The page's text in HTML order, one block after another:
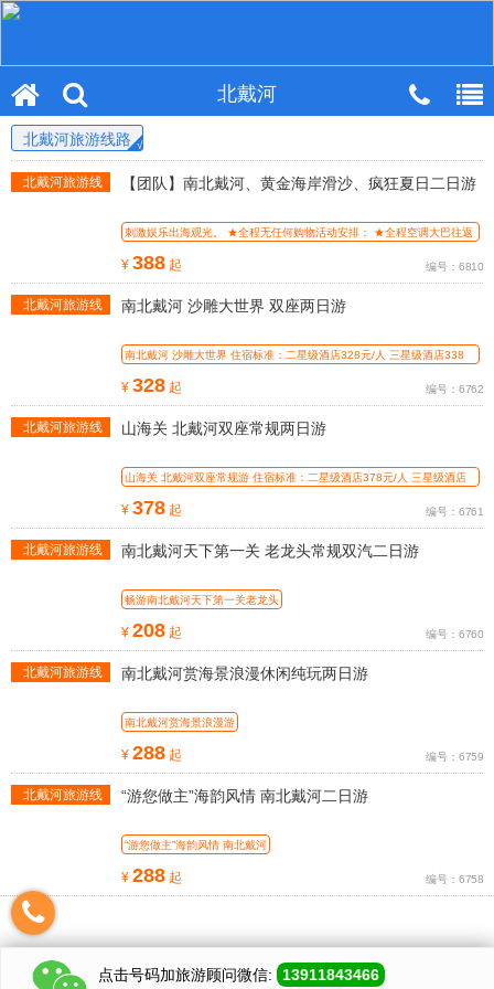
北戴河
北戴河旅游线路
北戴河旅游线
【团队】南北戴河、黄金海岸滑沙、疯狂夏日二日游
刺激娱乐出海观光。 ★全程无任何购物活动安排； ★全程空调大巴往返
¥ 388 起 编号：6810
北戴河旅游线
南北戴河 沙雕大世界 双座两日游
南北戴河 沙雕大世界 住宿标准：二星级酒店328元/人 三星级酒店338
¥ 328 起 编号：6762
北戴河旅游线
山海关 北戴河双座常规两日游
山海关 北戴河双座常规游 住宿标准：二星级酒店378元/人 三星级酒店
¥ 378 起 编号：6761
北戴河旅游线
南北戴河天下第一关 老龙头常规双汽二日游
畅游南北戴河天下第一关老龙头
¥ 208 起 编号：6760
北戴河旅游线
南北戴河赏海景浪漫休闲纯玩两日游
南北戴河赏海景浪漫游
¥ 288 起 编号：6759
北戴河旅游线
“游您做主”海韵风情 南北戴河二日游
“游您做主”海韵风情 南北戴河
¥ 288 起 编号：6758
点击号码加旅游顾问微信: 13911843466